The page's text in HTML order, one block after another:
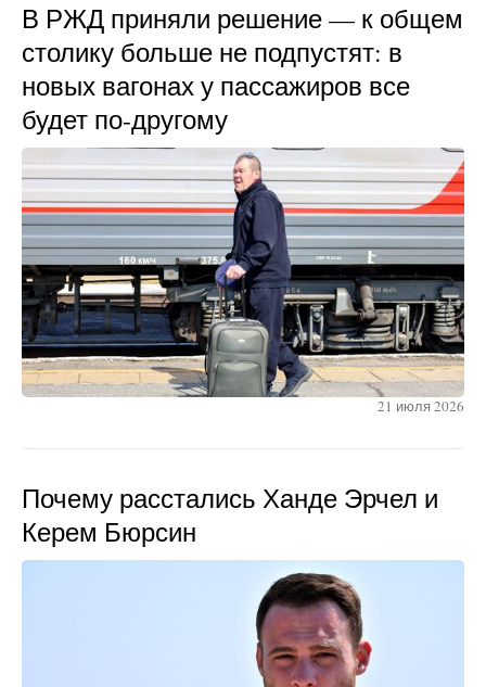
В РЖД приняли решение — к общем
столику больше не подпустят: в
новых вагонах у пассажиров все
будет по-другому
21 июля 2026
Почему расстались Ханде Эрчел и
Керем Бюрсин